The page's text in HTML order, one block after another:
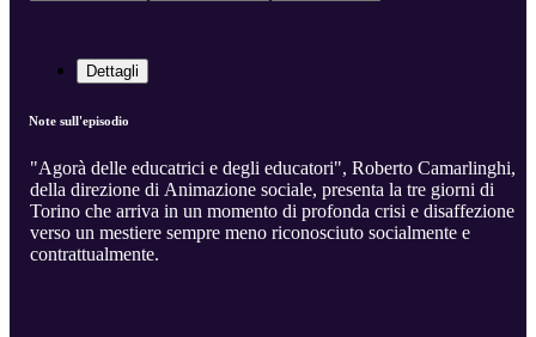
Dettagli
Note sull'episodio
"Agorà delle educatrici e degli educatori", Roberto Camarlinghi,
della direzione di Animazione sociale, presenta la tre giorni di
Torino che arriva in un momento di profonda crisi e disaffezione
verso un mestiere sempre meno riconosciuto socialmente e
contrattualmente.